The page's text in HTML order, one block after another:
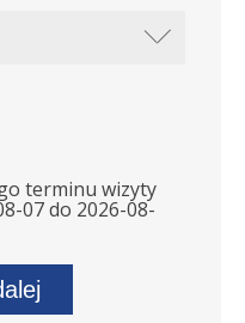
terminu wizyty
07 do 2026-08-